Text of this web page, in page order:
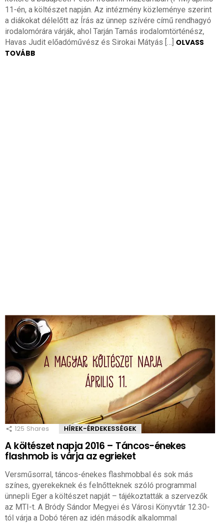
11-én, a költészet napján. Az intézmény közleménye szerint
a diákokat délelőtt az Írás az ünnep szívére című rendhagyó
irodalomórára várják, ahol Tarján Tamás irodalomtörténész,
Havas Judit előadóművész és Sirokai Mátyás […] OLVASS
TOVÁBB
125 Shares HÍREK-ÉRDEKESSÉGEK
A költészet napja 2016 – Táncos-énekes
flashmob is várja az egrieket
Versműsorral, táncos-énekes flashmobbal és sok más
színes, gyerekeknek és felnőtteknek szóló programmal
ünnepli Eger a költészet napját – tájékoztatták a szervezők
az MTI-t. A Bródy Sándor Megyei és Városi Könyvtár 12.30-
tól várja a Dobó téren az idén második alkalommal